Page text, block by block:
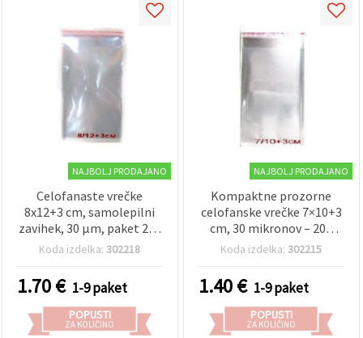
NAJBOLJ PRODAJANO
Celofanaste vrečke
8x12+3 cm, samolepilni
zavihek, 30 µm, paket 200
kosov
Koda izdelka:302218
1.70€ 1-9 paket
POPUSTI
ZA KOLIČINO
NAJBOLJ PRODAJANO
Kompaktne prozorne
celofanske vrečke 7×10+3
cm, 30 mikronov – 200
kosov, z priročnim
Koda izdelka:302215
1.40€ 1-9 paket
POPUSTI
ZA KOLIČINO